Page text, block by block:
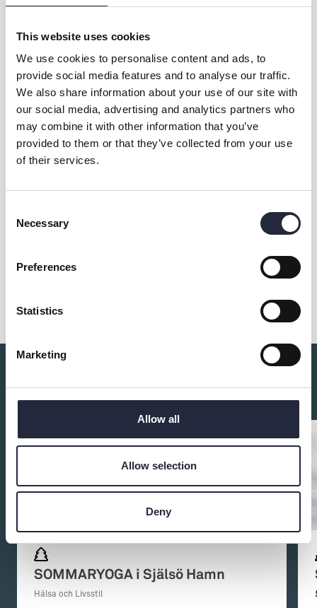
This website uses cookies
We use cookies to personalise content and ads, to
provide social media features and to analyse our traffic.
We also share information about your use of our site with
our social media, advertising and analytics partners who
may combine it with other information that you’ve
provided to them or that they’ve collected from your use
of their services.
Selection
Necessary
Preferences
Statistics
Marketing
Allow all
Allow selection
Deny
Kontakt & öppettider
Övrig information
Dela
Du kanske också är intresserad av:
SOMMARYOGA i Själsö Hamn
Hälsa och Livsstil